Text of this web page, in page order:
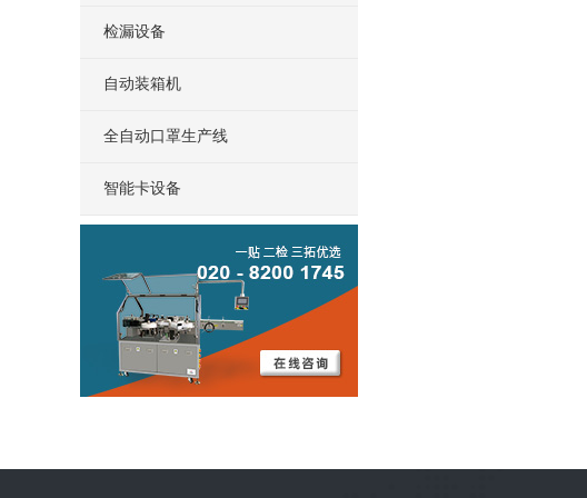
检漏设备
自动装箱机
全自动口罩生产线
智能卡设备